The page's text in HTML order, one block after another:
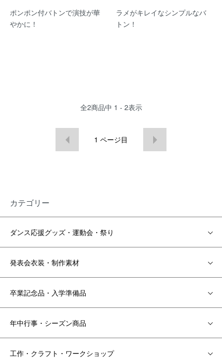
ポンポン付バトンで演技が華
やかに！
ラメがキレイなシンプルなバ
トン！
全2商品中 1 - 2表示
1 ページ目
カテゴリー
ダンス応援グッズ・運動会・祭り
発表会衣装・制作素材
卒業記念品・入学準備品
年中行事・シーズン商品
工作・クラフト・ワークショップ